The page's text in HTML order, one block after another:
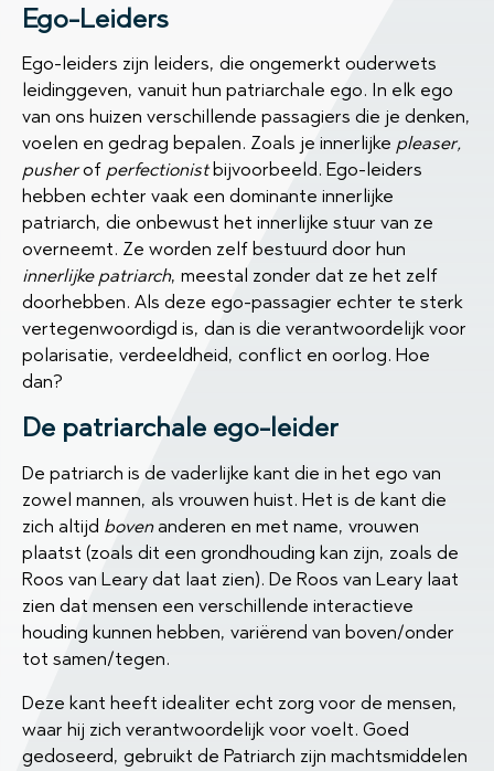
Ego-Leiders
Ego-leiders zijn leiders, die ongemerkt ouderwets
leidinggeven, vanuit hun patriarchale ego. In elk ego
van ons huizen verschillende passagiers die je denken,
voelen en gedrag bepalen. Zoals je innerlijke pleaser,
pusherof perfectionistbijvoorbeeld. Ego-leiders
hebben echter vaak een dominante innerlijke
patriarch, die onbewust het innerlijke stuur van ze
overneemt. Ze worden zelf bestuurd door hun
innerlijke patriarch, meestal zonder dat ze het zelf
doorhebben. Als deze ego-passagier echter te sterk
vertegenwoordigd is, dan is die verantwoordelijk voor
polarisatie, verdeeldheid, conflict en oorlog. Hoe
dan?
De patriarchale ego-leider
De patriarch is de vaderlijke kant die in het ego van
zowel mannen, als vrouwen huist. Het is de kant die
zich altijd bovenanderen en met name, vrouwen
plaatst (zoals dit een grondhouding kan zijn, zoals de
Roos van Leary dat laat zien). De Roos van Leary laat
zien dat mensen een verschillende interactieve
houding kunnen hebben, variërend van boven/onder
tot samen/tegen.
Deze kant heeft idealiter echt zorg voor de mensen,
waar hij zich verantwoordelijk voor voelt. Goed
gedoseerd, gebruikt de Patriarch zijn machtsmiddelen